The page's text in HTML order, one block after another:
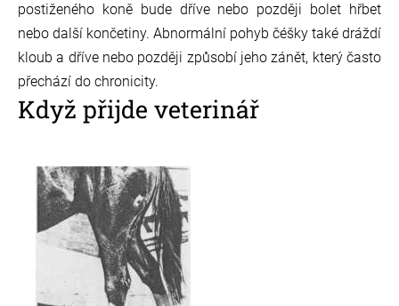
postiženého koně bude dříve nebo později bolet hřbet
nebo další končetiny. Abnormální pohyb čéšky také dráždí
kloub a dříve nebo později způsobí jeho zánět, který často
přechází do chronicity.
Když přijde veterinář